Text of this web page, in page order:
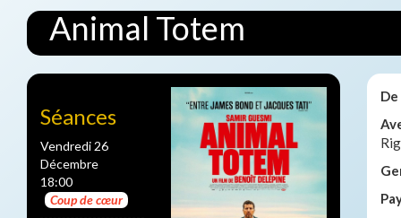
Animal Totem
Séances
Vendredi 26
Décembre
18:00
Coup de cœur
De